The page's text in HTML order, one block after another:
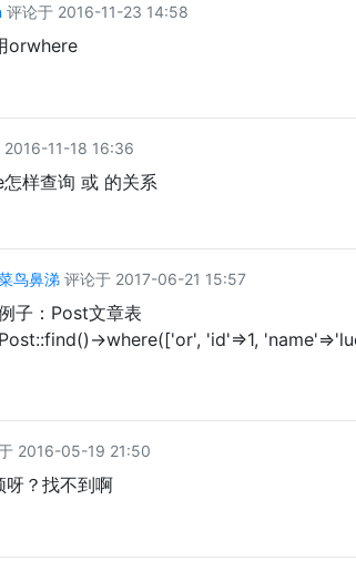
评论于 2016-11-23 14:58
orwhere
2016-11-18 16:36
样查询 或 的关系
鸟鼻涕 评论于 2017-06-21 15:57
子：Post文章表
Post::find()->where(['or', 'id'=>1,
2016-05-19 21:50
呀？找不到啊